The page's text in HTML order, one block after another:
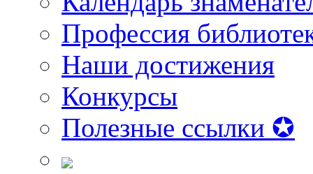
Профессия
Наши достижения
Конкурсы
Полезные ссылки ✪